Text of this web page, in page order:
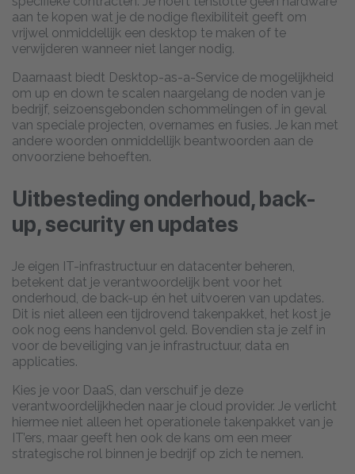
aan te kopen wat je de nodige flexibiliteit geeft om
vrijwel onmiddellijk een desktop te maken of te
verwijderen wanneer niet langer nodig.
Daarnaast biedt Desktop-as-a-Service de mogelijkheid
om up en down te scalen naargelang de noden van je
bedrijf, seizoensgebonden schommelingen of in geval
van speciale projecten, overnames en fusies. Je kan met
andere woorden onmiddellijk beantwoorden aan de
onvoorziene behoeften.
Uitbesteding onderhoud, back-
up, security en updates
Je eigen IT-infrastructuur en datacenter beheren,
betekent dat je verantwoordelijk bent voor het
onderhoud, de back-up én het uitvoeren van updates.
Dit is niet alleen een tijdrovend takenpakket, het kost je
ook nog eens handenvol geld. Bovendien sta je zelf in
voor de beveiliging van je infrastructuur, data en
applicaties.
Kies je voor DaaS, dan verschuif je deze
verantwoordelijkheden naar je cloud provider. Je verlicht
hiermee niet alleen het operationele takenpakket van je
IT’ers, maar geeft hen ook de kans om een meer
strategische rol binnen je bedrijf op zich te nemen.